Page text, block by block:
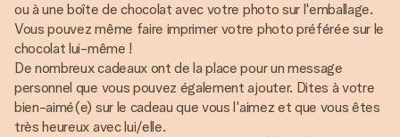
ou à une boîte de chocolat avec votre photo sur l'emballage.
Vous pouvez même faire imprimer votre photo préférée sur le
chocolat lui-même !
De nombreux cadeaux ont de la place pour un message
personnel que vous pouvez également ajouter. Dites à votre
bien-aimé(e) sur le cadeau que vous l'aimez et que vous êtes
très heureux avec lui/elle.